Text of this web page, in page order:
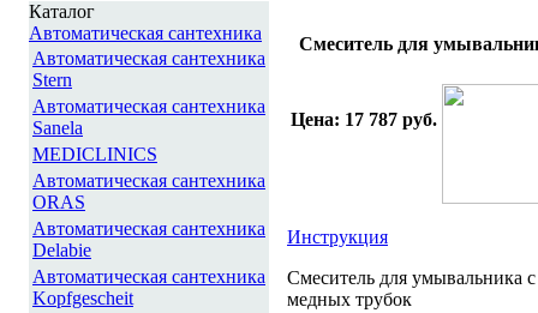
Каталог
Автоматическая сантехника
Автоматическая сантехника
Stern
Автоматическая сантехника
Sanela
MEDICLINICS
Автоматическая сантехника
ORAS
Автоматическая сантехника
Delabie
Автоматическая сантехника
Kopfgescheit
Смеситель для
Цена: 17 787 руб.
Инструкция
Смеситель для умывальника
медных трубок